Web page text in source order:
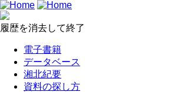
履歴を消去して終了
電子書籍
データベース
湘北紀要
資料の探し方